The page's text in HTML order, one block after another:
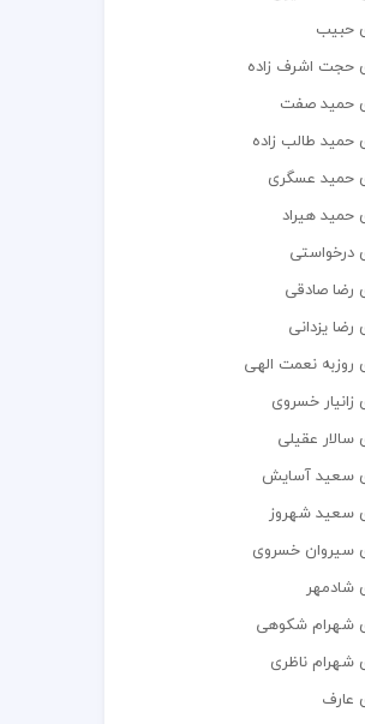
حبیب
حجت اشرف زاده
حمید صفت
طالب زاده
حمید عسگری
هیراد
صادقی
یزدانی
نعمت الهی
خسروی
عقیلی
سعید آسایش
سعید شهروز
سیروان خسروی
شهرام شکوهی
ناظری
عارف